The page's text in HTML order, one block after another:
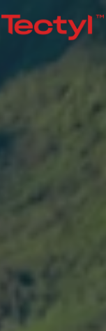
elbil
til autocamper